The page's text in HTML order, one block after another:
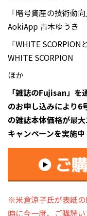
「暗号資産の技術動向
AokiApp 青木ゆうき
「WHITE SCORPION
WHITE SCORPION
ほか
「雑誌のFujisan」を
のお申し込みにより6
の雑誌本体価格が最
キャンペーンを実施中
※米倉涼子氏が表紙
時に今一度、ご購読